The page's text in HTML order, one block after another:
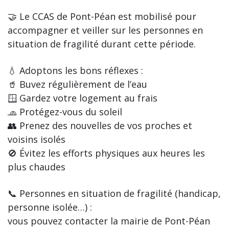
🤝 Le CCAS de Pont-Péan est mobilisé pour
accompagner et veiller sur les personnes en
situation de fragilité durant cette période.
💧 Adoptons les bons réflexes :
🥤 Buvez régulièrement de l’eau
🪟 Gardez votre logement au frais
🧢 Protégez-vous du soleil
👥 Prenez des nouvelles de vos proches et
voisins isolés
🚫 Évitez les efforts physiques aux heures les
plus chaudes
📞 Personnes en situation de fragilité (handicap,
personne isolée…) :
vous pouvez contacter la mairie de Pont-Péan